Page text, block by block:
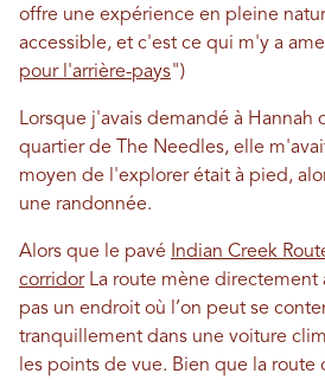
offre une expérience en pleine
accessible, et c'est ce qui m'y a
pour l'arrière-pays")
Lorsque j'avais demandé à Hannah
quartier de The Needles, elle
moyen de l'explorer était à pied,
une randonnée.
Alors que le pavé
Indian Creek
corridorLa route mène directement
pas un endroit où l’on peut se
tranquillement dans une voiture
les points de vue. Bien que la route